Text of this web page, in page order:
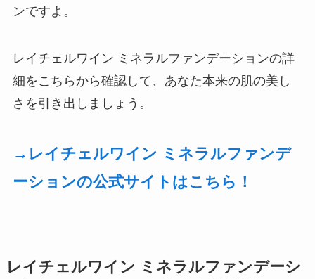
ンですよ。
レイチェルワイン ミネラルファンデーションの詳
細をこちらから確認して、あなた本来の肌の美し
さを引き出しましょう。
→レイチェルワイン ミネラルファンデ
ーションの公式サイトはこちら！
レイチェルワイン ミネラルファンデーシ